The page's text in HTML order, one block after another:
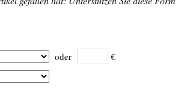
oder €